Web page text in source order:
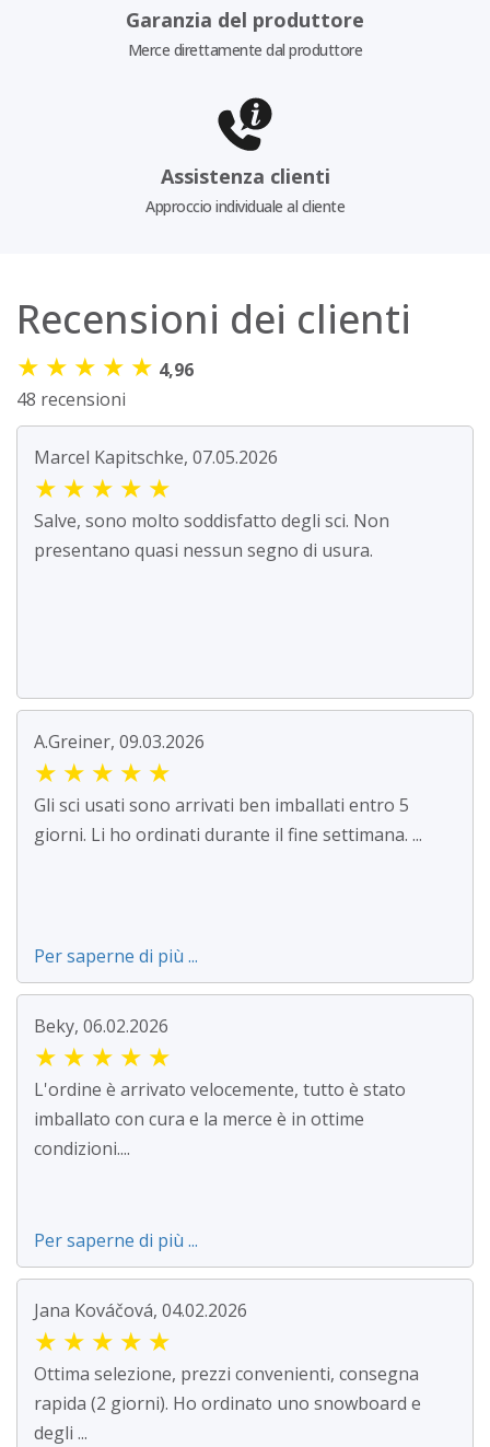
Garanzia del produttore
Merce direttamente dal produttore
Assistenza clienti
Approccio individuale al cliente
Recensioni dei clienti
★ ★ ★ ★ ★ 4,96
48 recensioni
Marcel Kapitschke, 07.05.2026
★ ★ ★ ★ ★
Salve, sono molto soddisfatto degli sci. Non
presentano quasi nessun segno di usura.
A.Greiner, 09.03.2026
★ ★ ★ ★ ★
Gli sci usati sono arrivati ben imballati entro 5
giorni. Li ho ordinati durante il fine settimana. ...
Per saperne di più ...
Beky, 06.02.2026
★ ★ ★ ★ ★
L'ordine è arrivato velocemente, tutto è stato
imballato con cura e la merce è in ottime
condizioni....
Per saperne di più ...
Jana Kováčová, 04.02.2026
★ ★ ★ ★ ★
Ottima selezione, prezzi convenienti, consegna
rapida (2 giorni). Ho ordinato uno snowboard e
degli ...